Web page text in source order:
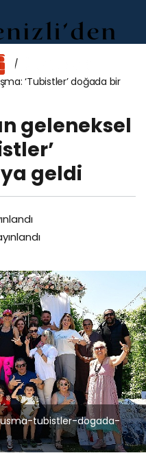
‘Tubistler’ doğada bir
geleneksel
geldi
tubistler-dogada-
Çocuk
buluştu